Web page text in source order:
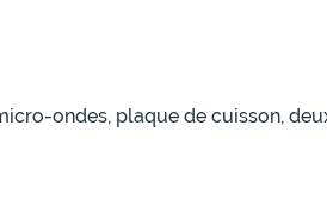
ondes, plaque de cuisson,